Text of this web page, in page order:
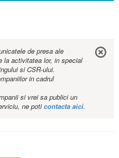
de presa ale
la activitatea lor, in special
si CSR-ului.
in cadrul
si vrei sa publici un
ne poticontacta aici.